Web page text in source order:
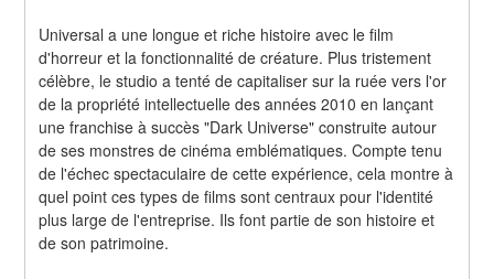
Universal a une longue et riche histoire avec le film
d'horreur et la fonctionnalité de créature. Plus tristement
célèbre, le studio a tenté de capitaliser sur la ruée vers l'or
de la propriété intellectuelle des années 2010 en lançant
une franchise à succès "Dark Universe" construite autour
de ses monstres de cinéma emblématiques. Compte tenu
de l'échec spectaculaire de cette expérience, cela montre à
quel point ces types de films sont centraux pour l'identité
plus large de l'entreprise. Ils font partie de son histoire et
de son patrimoine.